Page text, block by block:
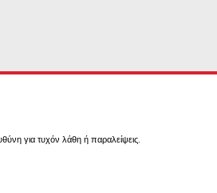
για τυχόν λάθη ή παραλείψεις.